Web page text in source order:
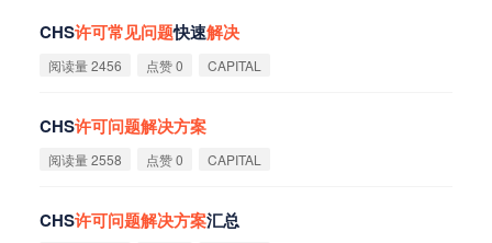
CHS许可常见问题快速解决
阅读量 2456 点赞 0 CAPITAL
CHS许可问题解决方案
阅读量 2558 点赞 0 CAPITAL
CHS许可问题解决方案汇总